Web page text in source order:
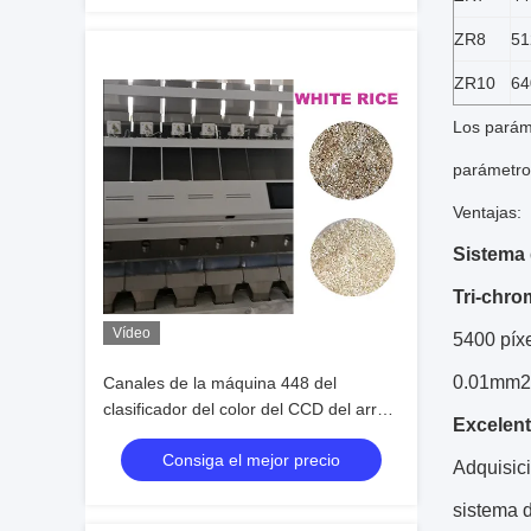
Vídeo
Canales de la máquina 448 del
clasificador del color del CCD del arroz
blanco 7 canales inclinados
Consiga el mejor precio
ZR8
ZR10
Los
Ventajas:
Sistema
Tri-
5400
sistema